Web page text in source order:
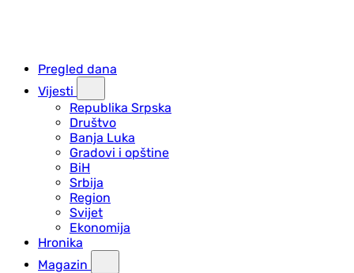
Pregled dana
Vijesti
Republika Srpska
Društvo
Banja Luka
Gradovi i opštine
BiH
Srbija
Region
Svijet
Ekonomija
Hronika
Magazin